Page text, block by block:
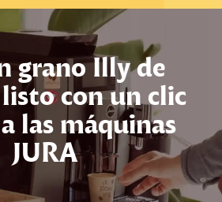
grano Illy de
con un clic
las máquinas
JURA